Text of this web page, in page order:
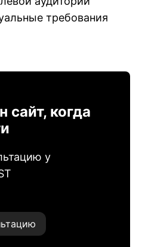
требования
сайт, когда
у